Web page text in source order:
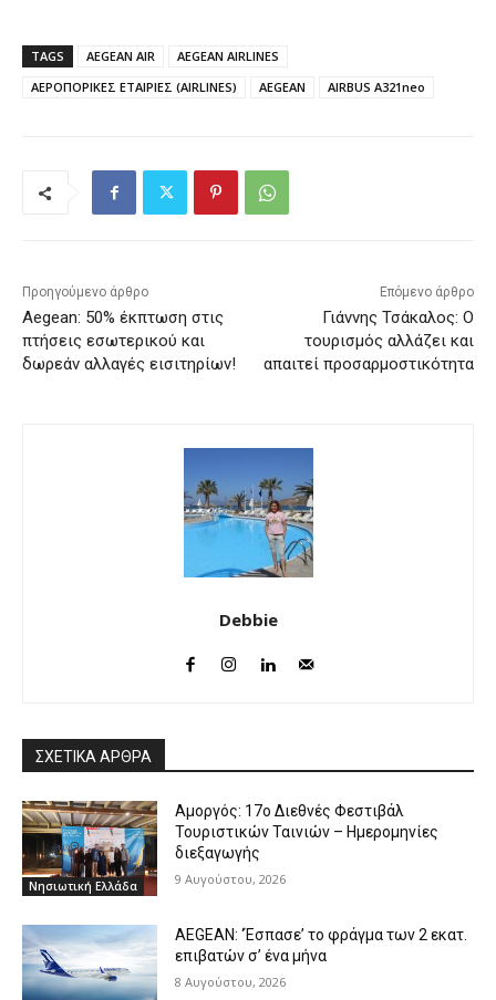
TAGS AEGEAN AIR
AEGEAN AIRLINES
ΑΕΡΟΠΟΡΙΚΕΣ ΕΤΑΙΡΙΕΣ (AIRLINES)
AEGEAN AIRBUS A321neo
Προηγούμενο άρθρο
Aegean: 50% έκπτωση στις
πτήσεις εσωτερικού και
δωρεάν αλλαγές εισιτηρίων!
Επόμενο άρθρο
Γιάννης Τσάκαλος: Ο
τουρισμός αλλάζει και
απαιτεί προσαρμοστικότητα
Debbie
ΣΧΕΤΙΚΑ ΑΡΘΡΑ
Νησιωτική Ελλάδα
Αμοργός: 17ο Διεθνές Φεστιβάλ
Τουριστικών Ταινιών – Ημερομηνίες
διεξαγωγής
9 Αυγούστου, 2026
AEGEAN: ‘Έσπασε’ το φράγμα των 2 εκατ.
επιβατών σ’ ένα μήνα
8 Αυγούστου, 2026